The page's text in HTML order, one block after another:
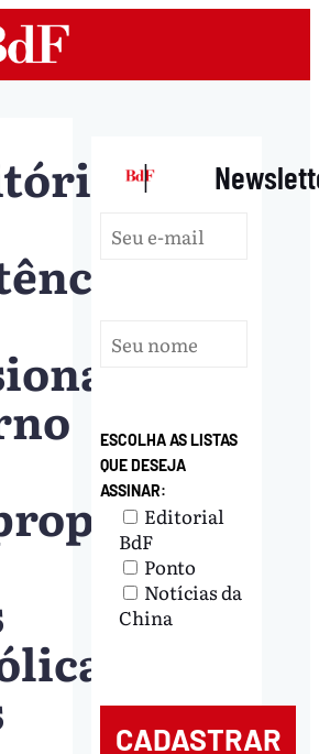
|
ESCOLHA AS LISTAS
QUE DESEJA
ASSINAR:
Editorial
BdF
Ponto
Notícias da
China